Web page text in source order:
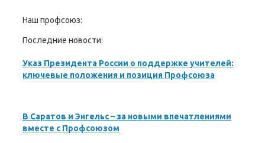
Наш профсоюз:
Последние новости:
Указ Президента России о поддержке учителей:
ключевые положения и позиция Профсоюза
В Саратов и Энгельс – за новыми впечатлениями
вместе с Профсоюзом